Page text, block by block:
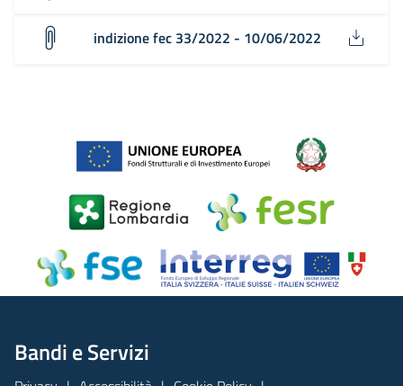
indizione fec 33/2022 - 10/06/2022
Bandi e Servizi